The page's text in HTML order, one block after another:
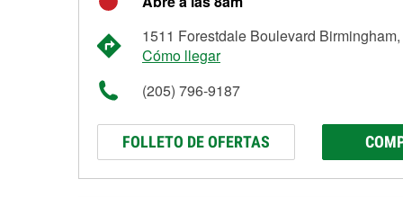
1511 Forestdale Boulevard
Cómo llegar
(205) 796-9187
FOLLETO DE OFERTAS